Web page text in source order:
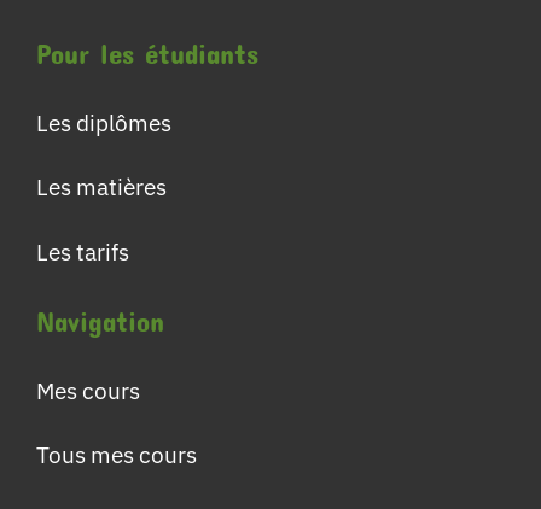
Pour les étudiants
Les diplômes
Les matières
Les tarifs
Navigation
Mes cours
Tous mes cours